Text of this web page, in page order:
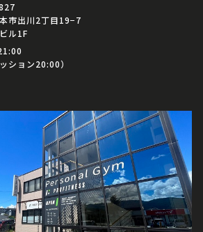
市出川2丁目19−7
ル1F
ション20:00）